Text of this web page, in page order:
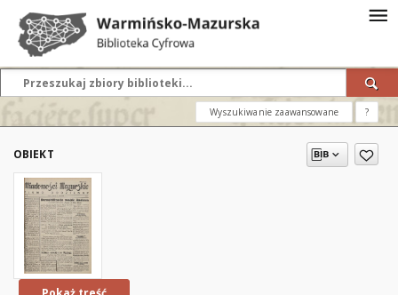
Wyszukiwanie zaawansowane ?
OBIEKT